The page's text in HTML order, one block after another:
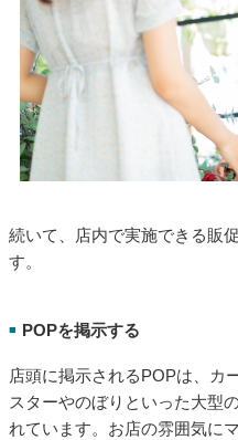
続いて、店内で実施できる販
す。
■ POPを掲示する
店頭に掲示されるPOPは、カ
スターやのぼりといった大型
れています。お店の雰囲気に